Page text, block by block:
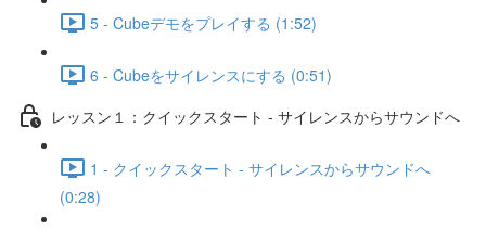
5 - Cubeデモをプレイする (1:52)
6 - Cubeをサイレンスにする (0:51)
レッスン１：クイックスタート - サイレンスからサウンドへ
1 - クイックスタート - サイレンスからサウンドへ
(0:28)